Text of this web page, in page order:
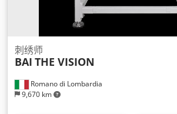
Romano di Lombardia
9,670 km
刺绣师
BAI THE VISION